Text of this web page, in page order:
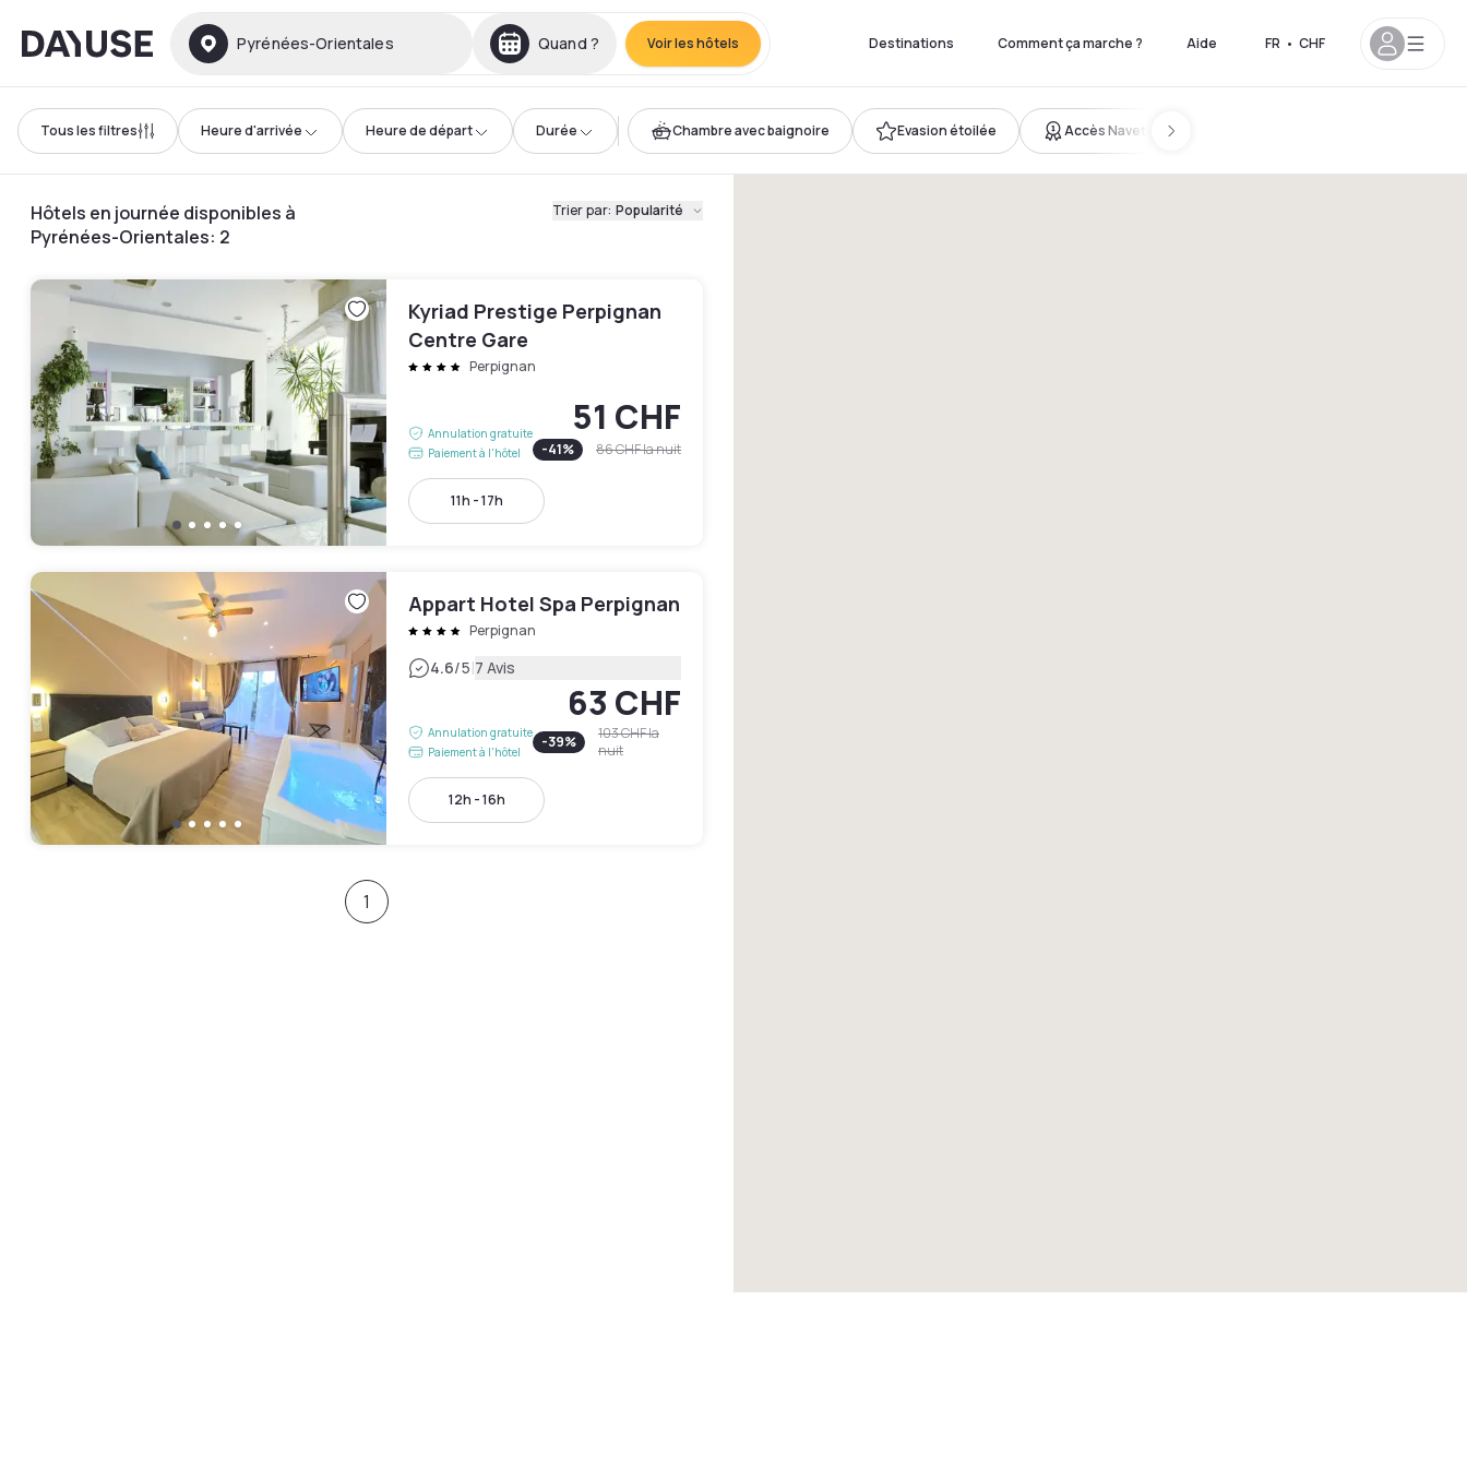
Dayuse Pyrénées-Orientales Quand ? Voir les hôtels Destinations Comment ça marche ? Aide FR • CHF
Tous les filtres Heure d'arrivée Heure de départ Durée Chambre avec baignoire Evasion étoilée Accès Navette
Hôtels en journée disponibles à
Pyrénées-Orientales: 2
Trier par: Popularité
Kyriad Prestige Perpignan
Centre Gare
Perpignan
Annulation gratuite
Paiement à l'hôtel
51 CHF
-41% 86 CHFla nuit
11h - 17h
Appart Hotel Spa Perpignan
Perpignan
4.6/5|7 Avis
Annulation gratuite
Paiement à l'hôtel
63 CHF
-39% 103 CHFla
nuit
12h - 16h
1